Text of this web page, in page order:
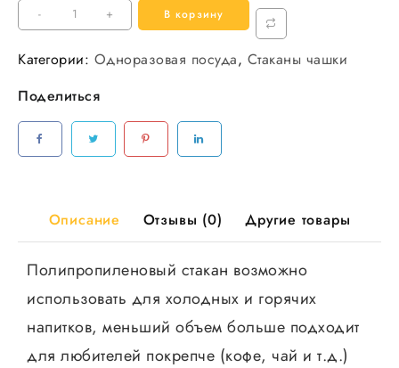
-
Количество
товара
Стакан
200
мл
Упакс
4000шт/
кор
+ В корзину
Категории: Одноразовая посуда, Стаканы чашки
Поделиться
Описание Отзывы (0) Другие товары
Полипропиленовый стакан возможно
использовать для холодных и горячих
напитков, меньший объем больше подходит
для любителей покрепче (кофе, чай и т.д.)